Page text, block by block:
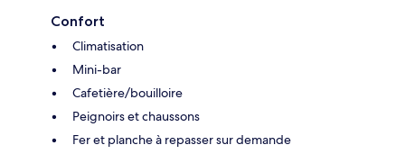
Confort
Climatisation
Mini-bar
Cafetière/bouilloire
Peignoirs et chaussons
Fer et planche à repasser sur demande